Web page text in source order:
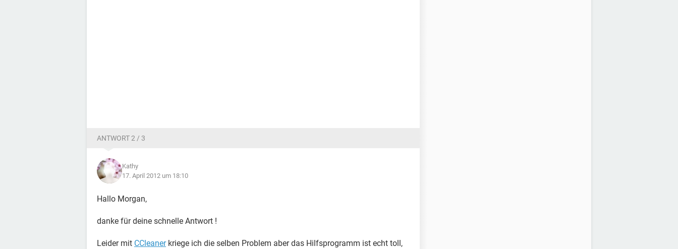
ANTWORT 2 / 3
Kathy
17. April 2012 um 18:10
Hallo Morgan,
danke für deine schnelle Antwort !
Leider mit CCleanerkriege ich die selben Problem aber das Hilfsprogramm ist echt toll,